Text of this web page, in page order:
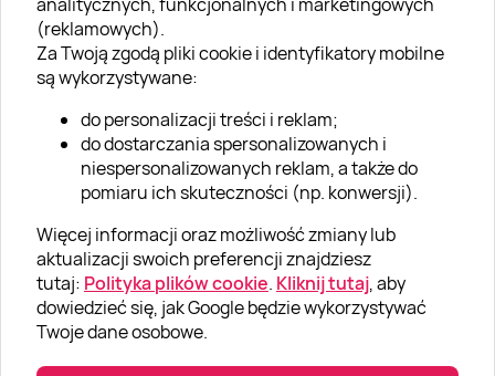
(reklamowych).
Za Twoją zgodą pliki cookie i identyfikatory mobilne
są wykorzystywane:
do personalizacji treści i reklam;
do dostarczania spersonalizowanych i
niespersonalizowanych reklam, a także do
pomiaru ich skuteczności (np. konwersji).
Więcej informacji oraz możliwość zmiany lub
aktualizacji swoich preferencji znajdziesz
tutaj: Polityka plików cookie. Kliknij tutaj, aby
dowiedzieć się, jak Google będzie wykorzystywać
Twoje dane osobowe.
O nas
Aktualności
Kariera w Super Prezentach
Klub Lojalnościowy
Dodaj recenzję
Informacje